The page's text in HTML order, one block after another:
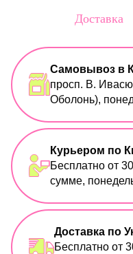
Доставка
Самовывоз в
просп. В.
Оболонь),
Курьером по
Бесплатно от
сумме,
Доставка по
Бесплатно от